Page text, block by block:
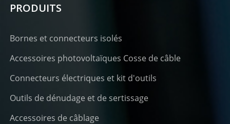
PRODUITS
Bornes et connecteurs isolés
Accessoires photovoltaïques Cosse de câble
Connecteurs électriques et kit d'outils
Outils de dénudage et de sertissage
Accessoires de câblage